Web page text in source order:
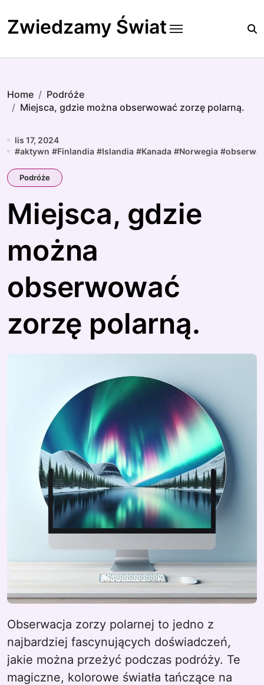
to
content
Zwiedzamy Świat
Home
Podróże
Miejsca, gdzie można obserwować zorzę polarną.
lis 17, 2024
#aktywn #Finlandia #Islandia #Kanada #Norwegia #
Podróże
Miejsca, gdzie
można
obserwować
zorzę polarną.
Obserwacja zorzy polarnej to jedno z
najbardziej fascynujących doświadczeń,
jakie można przeżyć podczas podróży. Te
magiczne, kolorowe światła tańczące na